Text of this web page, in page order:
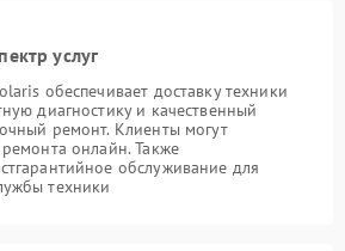
услуг
обеспечивает доставку техники
диагностику и качественный
ремонт. Клиенты могут
ремонта онлайн. Также
обслуживание для
техники